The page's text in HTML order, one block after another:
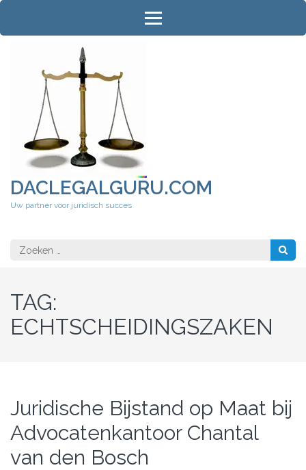
Ga
inhoud
DACLEGALGURU.COM
Uw partner voor juridisch succes
Zoeken
naar:
TAG:
ECHTSCHEIDINGSZAKEN
Juridische Bijstand op Maat bij
Advocatenkantoor Chantal
van den Bosch